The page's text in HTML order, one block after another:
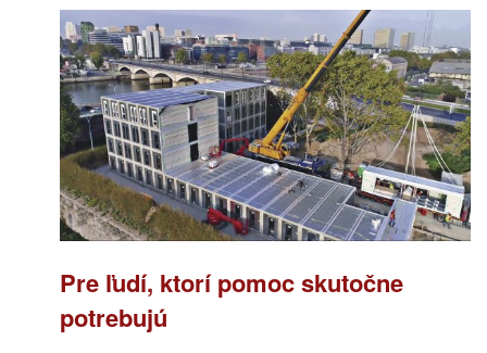
Pre ľudí, ktorí pomoc skutočne
potrebujú